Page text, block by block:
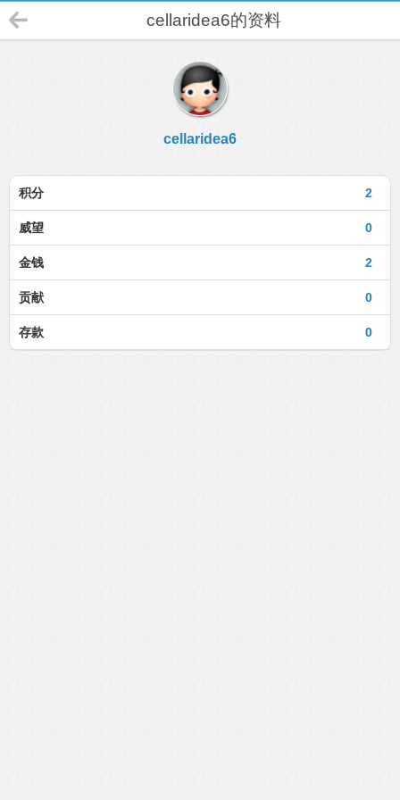
cellaridea6的资料
cellaridea6
2
积分
0
威望
2
金钱
0
贡献
0
存款